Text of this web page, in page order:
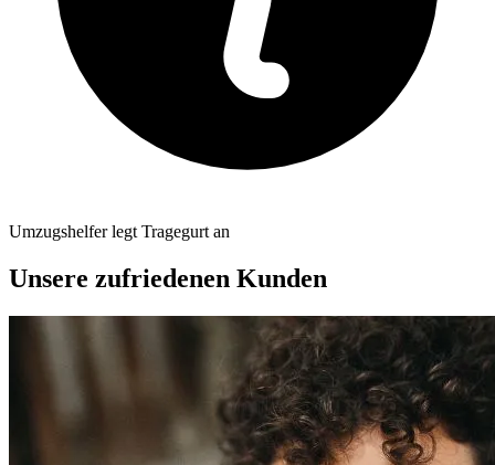
Umzugshelfer legt Tragegurt an
Unsere zufriedenen Kunden